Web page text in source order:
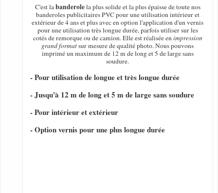
C'est labanderolela plus solide et la plus épaisse de toute nos
banderoles publicitaires PVC pour une utilisation intérieur et
extérieur de 4 ans et plus avec en option l'application d'un vernis
pour une utilisation très longue durée, parfois utiliser sur les
cotés de remorque ou de camion. Elle est réalisée enimpression
grand formatsur mesure de qualité photo. Nous pouvons
imprimé un maximum de 12 m de long et 5 de large sans
soudure.
- Pour utilisation de longue et très longue durée
- Jusqu'à 12 m de long et 5 m de large sans soudure
- Pour intérieur et extérieur
- Option vernis pour une plus longue durée